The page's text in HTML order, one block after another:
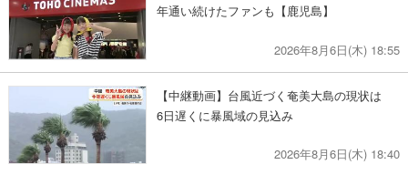
年通い続けたファンも【鹿児島】
2026年8月6日(木) 18:55
【中継動画】台風近づく奄美大島の現状は
6日遅くに暴風域の見込み
2026年8月6日(木) 18:40